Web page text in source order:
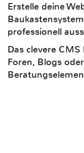
Erstelle deine
professionell
Das clevere
Foren, Blogs